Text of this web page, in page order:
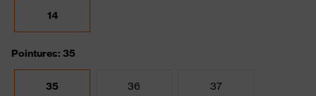
14
Pointures: 35
35 36 37